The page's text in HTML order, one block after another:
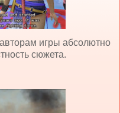
игры абсолютно
сюжета.